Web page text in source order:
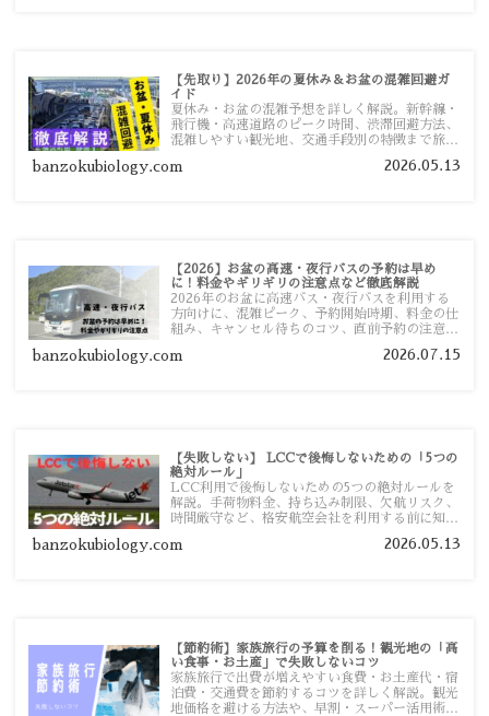
【先取り】2026年の夏休み＆お盆の混雑回避ガ
イド
夏休み・お盆の混雑予想を詳しく解説。新幹線・
飛行機・高速道路のピーク時間、渋滞回避方法、
混雑しやすい観光地、交通手段別の特徴まで旅行
banzokubiology.com 2026.05.13
【2026】お盆の高速・夜行バスの予約は早め
に！料金やギリギリの注意点など徹底解説
2026年のお盆に高速バス・夜行バスを利用する
方向けに、混雑ピーク、予約開始時期、料金の仕
組み、キャンセル待ちのコツ、直前予約の注意点
banzokubiology.com 2026.07.15
【失敗しない】 LCCで後悔しないための「5つの
絶対ルール」
LCC利用で後悔しないための5つの絶対ルールを
解説。手荷物料金、持ち込み制限、欠航リスク、
時間厳守など、格安航空会社を利用する前に知っ
す。
banzokubiology.com 2026.05.13
【節約術】家族旅行の予算を削る！観光地の「高
い食事・お土産」で失敗しないコツ
家族旅行で出費が増えやすい食費・お土産代・宿
泊費・交通費を節約するコツを詳しく解説。観光
地価格を避ける方法や、早割・スーパー活用術、